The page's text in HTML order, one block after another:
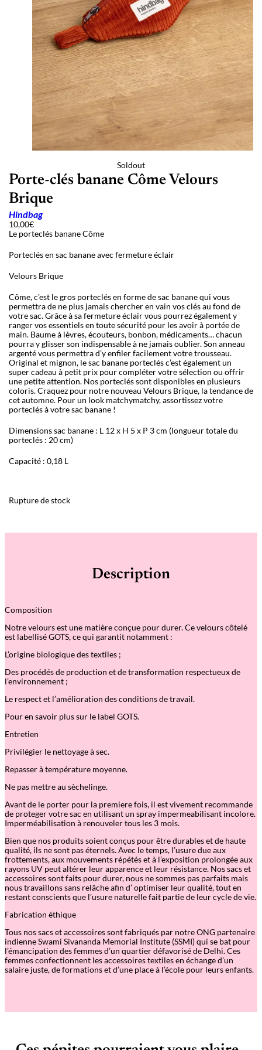
Soldout
Porte-clés banane Côme Velours
Brique
Hindbag
10,00€
Le porteclés banane Côme
Porteclés en sac banane avec fermeture éclair
Velours Brique
Côme, c’est le gros porteclés en forme de sac banane qui vous
permettra de ne plus jamais chercher en vain vos clés au fond de
votre sac. Grâce à sa fermeture éclair vous pourrez également y
ranger vos essentiels en toute sécurité pour les avoir à portée de
main. Baume à lèvres, écouteurs, bonbon, médicaments… chacun
pourra y glisser son indispensable à ne jamais oublier. Son anneau
argenté vous permettra d’y enfiler facilement votre trousseau.
Original et mignon, le sac banane porteclés c’est également un
super cadeau à petit prix pour compléter votre sélection ou offrir
une petite attention. Nos porteclés sont disponibles en plusieurs
coloris. Craquez pour notre nouveau Velours Brique, la tendance de
cet automne. Pour un look matchymatchy, assortissez votre
porteclés à votre sac banane !
Dimensions sac banane : L 12 x H 5 x P 3 cm (longueur totale du
porteclés : 20 cm)
Capacité : 0,18 L
Rupture de stock
Description
Composition
Notre velours est une matière conçue pour durer. Ce velours côtelé
est labellisé GOTS, ce qui garantit notamment :
L’origine biologique des textiles ;
Des procédés de production et de transformation respectueux de
l’environnement ;
Le respect et l’amélioration des conditions de travail.
Pour en savoir plus sur le label GOTS.
Entretien
Privilégier le nettoyage à sec.
Repasser à température moyenne.
Ne pas mettre au sèchelinge.
Avant de le porter pour la premiere fois, il est vivement recommande
de proteger votre sac en utilisant un spray impermeabilisant incolore.
Imperméabilisation à renouveler tous les 3 mois.
Bien que nos produits soient conçus pour être durables et de haute
qualité, ils ne sont pas éternels. Avec le temps, l’usure due aux
frottements, aux mouvements répétés et à l’exposition prolongée aux
rayons UV peut altérer leur apparence et leur résistance. Nos sacs et
accessoires sont faits pour durer, nous ne sommes pas parfaits mais
nous travaillons sans relâche afin d’optimiser leur qualité, tout en
restant conscients que l’usure naturelle fait partie de leur cycle de vie.
Fabrication éthique
Tous nos sacs et accessoires sont fabriqués par notre ONG partenaire
indienne Swami Sivananda Memorial Institute (SSMI) qui se bat pour
l’émancipation des femmes d’un quartier défavorisé de Delhi. Ces
femmes confectionnent les accessoires textiles en échange d’un
salaire juste, de formations et d’une place à l’école pour leurs enfants.